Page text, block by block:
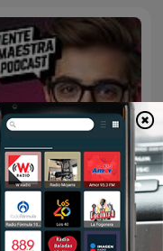
Maestra Podcast